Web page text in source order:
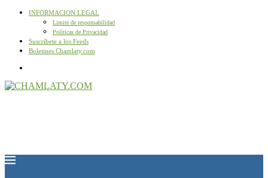
INFORMACION LEGAL
Limite de responsabilidad
Políticas de Privacidad
Suscríbete a los Feeds
Boletines Chamlaty.com